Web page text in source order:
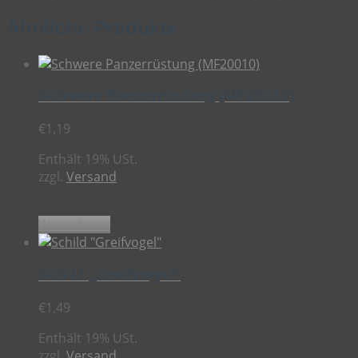
€1,19
Enthält 19% USt.
zzgl. Versand
€1,49
Enthält 19% USt.